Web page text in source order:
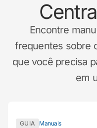
Encontre
frequentes sobre
que você precisa
em
GUIA
Manuais